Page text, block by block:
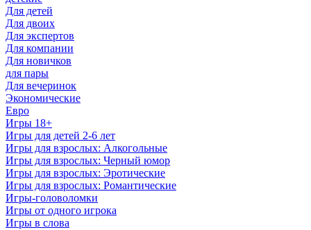
Для детей
Для двоих
Для экспертов
Для компании
Для новичков
для пары
Для вечеринок
Экономические
Евро
Игры 18+
Игры для детей 2-6 лет
Игры для взрослых: Алкогольные
Игры для взрослых: Черный юмор
Игры для взрослых: Эротические
Игры для взрослых: Романтические
Игры-головоломки
Игры от одного игрока
Игры в слова